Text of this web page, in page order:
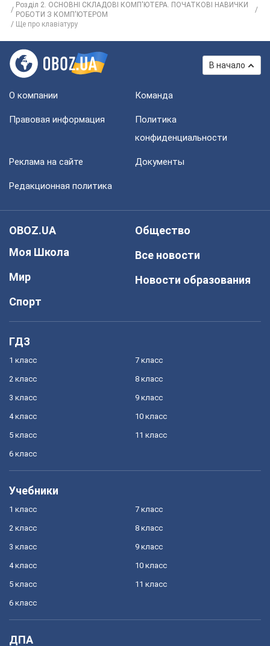
Розділ 2. ОСНОВНІ СКЛАДОВІ КОМП'ЮТЕРА. ПОЧАТКОВІ НАВИЧКИ
РОБОТИ З КОМП'ЮТЕРОМ
Ще про клавіатуру
В начало
О компании Команда
Правовая информация
Политика
конфиденциальности
Реклама на сайте Документы
Редакционная политика
OBOZ.UA
Моя Школа
Мир
Спорт
Общество
Все новости
Новости образования
ГДЗ
1 класс
2 класс
3 класс
4 класс
5 класс
6 класс
7 класс
8 класс
9 класс
10 класс
11 класс
Учебники
1 класс
2 класс
3 класс
4 класс
5 класс
6 класс
7 класс
8 класс
9 класс
10 класс
11 класс
ДПА